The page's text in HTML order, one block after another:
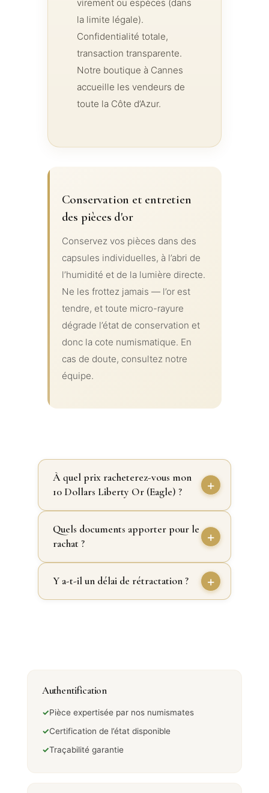
virement ou espèces (dans
la limite légale).
Confidentialité totale,
transaction transparente.
Notre boutique à Cannes
accueille les vendeurs de
toute la Côte d’Azur.
Conservation et entretien
des pièces d'or
Conservez vos pièces dans des
capsules individuelles, à l’abri de
l’humidité et de la lumière directe.
Ne les frottez jamais — l’or est
tendre, et toute micro-rayure
dégrade l’état de conservation et
donc la cote numismatique. En
cas de doute, consultez notre
équipe.
À quel prix racheterez-vous mon
10 Dollars Liberty Or (Eagle) ?
Quels documents apporter pour le
rachat ?
Y a-t-il un délai de rétractation ?
Authentification
✓Pièce expertisée par nos numismates
✓Certification de l’état disponible
✓Traçabilité garantie